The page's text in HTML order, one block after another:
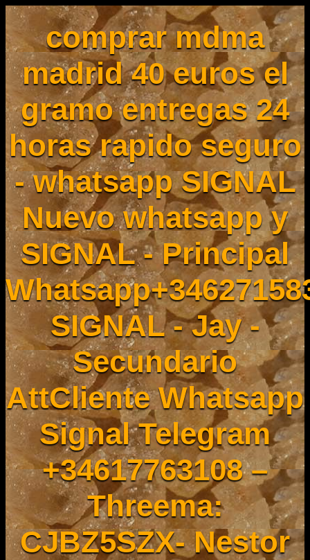
comprar mdma
madrid 40 euros el
gramo entregas 24
horas rapido seguro
- whatsapp SIGNAL
Nuevo whatsapp y
SIGNAL - Principal
SIGNAL - Jay -
Secundario
AttCliente Whatsapp
Signal Telegram
+34617763108 –
Threema:
CJBZ5SZX- Nestor